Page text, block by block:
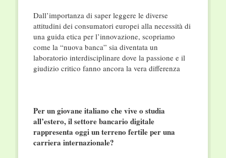
Dall’importanza di saper leggere le diverse
attitudini dei consumatori europei alla necessità di
una guida etica per l’innovazione, scopriamo
come la “nuova banca” sia diventata un
laboratorio interdisciplinare dove la passione e il
giudizio critico fanno ancora la vera differenza
Per un giovane italiano che vive o studia
all’estero, il settore bancario digitale
rappresenta oggi un terreno fertile per una
carriera internazionale?